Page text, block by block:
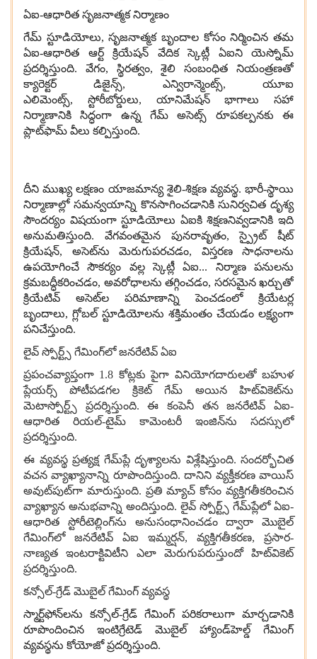
ఏఐ-ఆధారిత సృజనాత్మక నిర్మాణం
గేమ్ స్టూడియోలు,సృజనాత్మక బృందాల కోసం నిర్మించిన తమ
ఏఐ-ఆధారిత ఆర్ట్ క్రియేషన్ వేదిక స్కెట్లీ ఏఐని యెస్నోమ్
ప్రదర్శిస్తుంది. వేగం, స్థిరత్వం,శైలి సంబంధిత నియంత్రణతో
క్యారెక్టర్ డిజైన్స్, ఎన్విరాన్మెంట్స్,యూఐ
ఎలిమెంట్స్, స్టోరీబోర్డులు, యానిమేషన్ భాగాలు సహా
నిర్మాణానికి సిద్ధంగా ఉన్న గేమ్ అసెట్స్ రూపకల్పనకు ఈ
ప్లాట్‌ఫామ్ వీలు కల్పిస్తుంది.
దీని ముఖ్య లక్షణం యాజమాన్య శైలి-శిక్షణ వ్యవస్థ.భారీ-స్థాయి
నిర్మాణాల్లో సమన్వయాన్ని కొనసాగించడానికి సునిర్వచిత దృశ్య
సౌందర్యం విషయంగా స్టూడియోలు ఏఐకి శిక్షణనివ్వడానికి ఇది
అనుమతిస్తుంది. వేగవంతమైన పునరావృతం,స్ప్రైట్ షీట్
క్రియేషన్, అసెట్‌ను మెరుగుపరచడం, విస్తరణ సాధనాలను
ఉపయోగించే సౌకర్యం వల్ల స్కెట్లీ ఏఐ... నిర్మాణ పనులను
క్రమబద్ధీకరించడం, అవరోధాలను తగ్గించడం, సరసమైన ఖర్చుతో
క్రియేటివ్ అసెట్‌ల పరిమాణాన్ని పెంచడంలో క్రియేటర్ల
బృందాలు, గ్లోబల్ స్టూడియోలను శక్తిమంతం చేయడం లక్ష్యంగా
పనిచేస్తుంది.
లైవ్ స్పోర్ట్స్ గేమింగ్‌లో జనరేటివ్ ఏఐ
ప్రపంచవ్యాప్తంగా 1.8 కోట్లకు పైగా వినియోగదారులతో బహుళ
ప్లేయర్స్ పోటీపడగల క్రికెట్ గేమ్ అయిన హిట్‌వికెట్‌ను
మెటాస్పోర్ట్స్ ప్రదర్శిస్తుంది.ఈ కంపెనీ తన జనరేటివ్ ఏఐ-
ఆధారిత రియల్-టైమ్ కామెంటరీ ఇంజిన్‌ను సదస్సులో
ప్రదర్శిస్తుంది.
ఈ వ్యవస్థ ప్రత్యక్ష గేమ్‌ప్లే దృశ్యాలను విశ్లేషిస్తుంది. సందర్భోచిత
వచన వ్యాఖ్యానాన్ని రూపొందిస్తుంది.దానిని వ్యక్తీకరణ వాయిస్
అవుట్‌పుట్‌గా మారుస్తుంది. ప్రతి మ్యాచ్‌ కోసం వ్యక్తిగతీకరించిన
వ్యాఖ్యాన అనుభవాన్ని అందిస్తుంది. లైవ్ స్పోర్ట్స్ గేమ్‌ప్లేలో ఏఐ-
ఆధారిత స్టోరీటెల్లింగ్‌ను అనుసంధానించడం ద్వారా మొబైల్
గేమింగ్‌లో జనరేటివ్ ఏఐ ఇమ్మర్షన్, వ్యక్తిగతీకరణ, ప్రసార-
నాణ్యత ఇంటరాక్టివిటీని ఎలా మెరుగుపరుస్తుందో హిట్‌వికెట్
ప్రదర్శిస్తుంది.
కన్సోల్-గ్రేడ్ మొబైల్ గేమింగ్ వ్యవస్థ
స్మార్ట్‌ఫోన్‌లను కన్సోల్-గ్రేడ్ గేమింగ్ పరికరాలుగా మార్చడానికి
రూపొందించిన ఇంటిగ్రేటెడ్ మొబైల్ హ్యాండ్‌హెల్డ్ గేమింగ్
వ్యవస్థను కోయోజో ప్రదర్శిస్తుంది.